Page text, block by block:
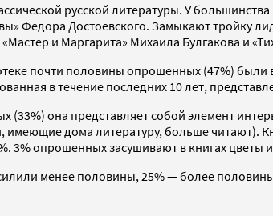
русской литературы. У
Федора Достоевского. Замыкают тройку
и Маргарита» Михаила Булгакова и
почти половины опрошенных (47%) были
в течение последних 10 лет,
она представляет собой элемент
дома литературу, больше читают).
опрошенных засушивают в книгах цветы
менее половины, 25% — более